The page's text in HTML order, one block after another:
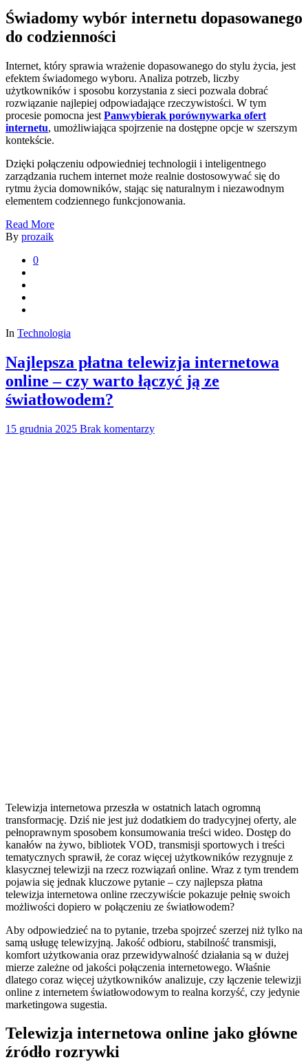
Świadomy wybór internetu dopasowanego
do codzienności
Internet, który sprawia wrażenie dopasowanego do stylu życia, jest
efektem świadomego wyboru. Analiza potrzeb, liczby
użytkowników i sposobu korzystania z sieci pozwala dobrać
rozwiązanie najlepiej odpowiadające rzeczywistości. W tym
procesie pomocna jest Panwybierak porównywarka ofert
internetu, umożliwiająca spojrzenie na dostępne opcje w szerszym
kontekście.
Dzięki połączeniu odpowiedniej technologii i inteligentnego
zarządzania ruchem internet może realnie dostosowywać się do
rytmu życia domowników, stając się naturalnym i niezawodnym
elementem codziennego funkcjonowania.
Read More
By prozaik
0
In Technologia
Najlepsza płatna telewizja internetowa
online – czy warto łączyć ją ze
światłowodem?
15 grudnia 2025 Brak komentarzy
Telewizja internetowa przeszła w ostatnich latach ogromną
transformację. Dziś nie jest już dodatkiem do tradycyjnej oferty, ale
pełnoprawnym sposobem konsumowania treści wideo. Dostęp do
kanałów na żywo, bibliotek VOD, transmisji sportowych i treści
tematycznych sprawił, że coraz więcej użytkowników rezygnuje z
klasycznej telewizji na rzecz rozwiązań online. Wraz z tym trendem
pojawia się jednak kluczowe pytanie – czy najlepsza płatna
telewizja internetowa online rzeczywiście pokazuje pełnię swoich
możliwości dopiero w połączeniu ze światłowodem?
Aby odpowiedzieć na to pytanie, trzeba spojrzeć szerzej niż tylko na
samą usługę telewizyjną. Jakość odbioru, stabilność transmisji,
komfort użytkowania oraz przewidywalność działania są w dużej
mierze zależne od jakości połączenia internetowego. Właśnie
dlatego coraz więcej użytkowników analizuje, czy łączenie telewizji
online z internetem światłowodowym to realna korzyść, czy jedynie
marketingowa sugestia.
Telewizja internetowa online jako główne
źródło rozrywki